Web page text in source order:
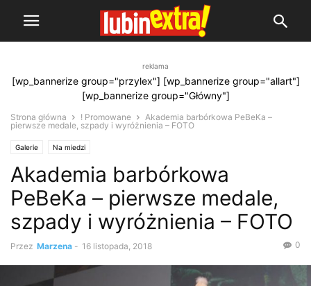
reklama
[wp_bannerize group="przylex"] [wp_bannerize group="allart"]
[wp_bannerize group="Główny"]
Strona główna ! Promowane
Akademia barbórkowa PeBeKa –
pierwsze medale, szpady i wyróżnienia – FOTO
Galerie Na miedzi
Akademia barbórkowa
PeBeKa – pierwsze medale,
szpady i wyróżnienia – FOTO
Przez Marzena - 16 listopada, 2018 0